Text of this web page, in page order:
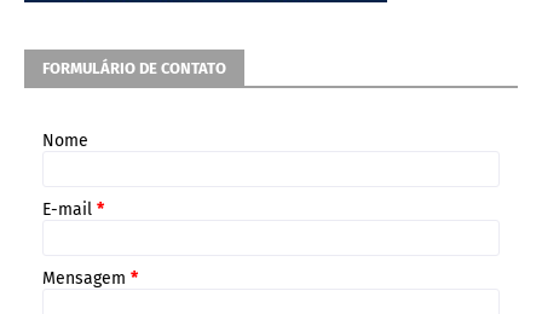
FORMULÁRIO DE CONTATO
Nome
E-mail *
Mensagem *